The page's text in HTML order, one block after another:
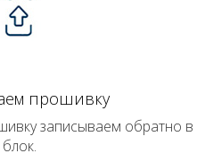
прошивку
записываем обратно в
блок.